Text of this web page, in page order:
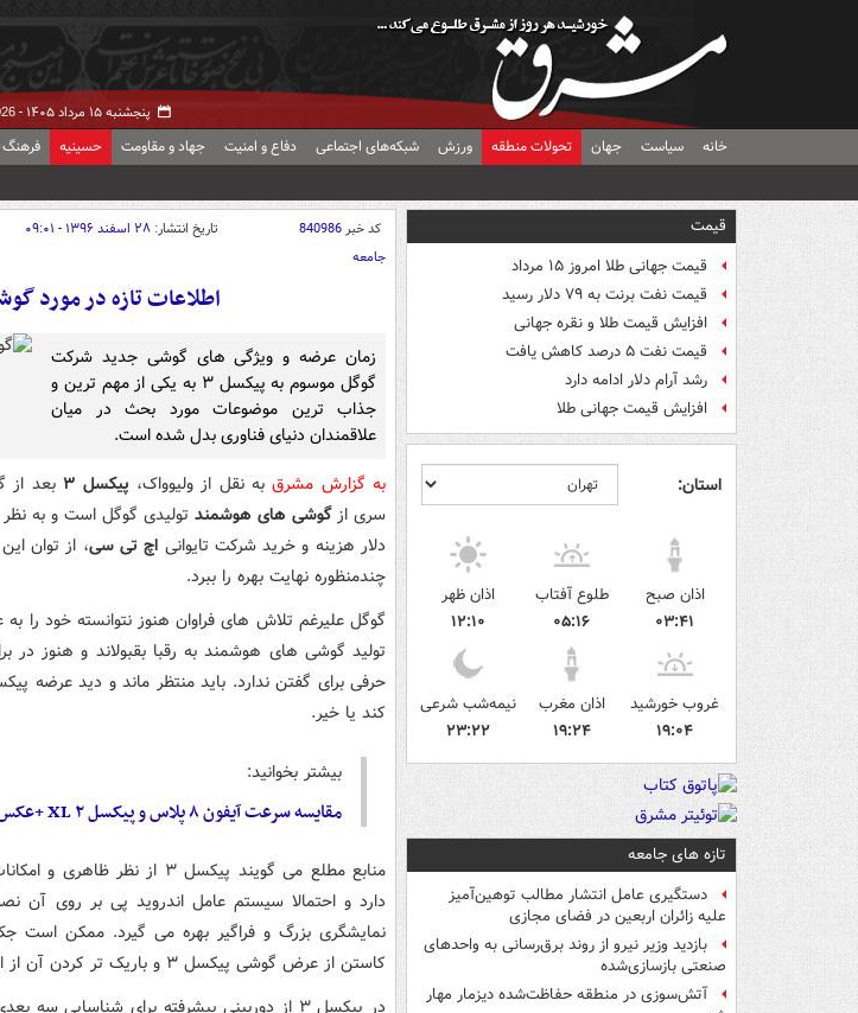
پنجشنبه ۱۵ مرداد ۱۴۰۵ -
خانه سیاست جهان تحولات منطقه ورزش شبکه‌های اجتماعی دفاع و امنیت جهاد و مقاومت حسینیه فرهنگ
قیمت
قیمت جهانی طلا امروز ۱۵ مرداد
قیمت نفت برنت به ۷۹ دلار رسید
افزایش قیمت طلا و نقره جهانی
قیمت نفت ۵ درصد کاهش یافت
رشد آرام دلار ادامه دارد
افزایش قیمت جهانی طلا
استان:
اذان صبح
۰۳:۴۱
طلوع آفتاب
۰۵:۱۶
اذان ظهر
۱۲:۱۰
غروب خورشید
۱۹:۰۴
اذان مغرب
۱۹:۲۴
نیمه‌شب شرعی
۲۳:۲۲
تازه های جامعه
دستگیری عامل انتشار مطالب توهین‌آمیز
علیه زائران اربعین در فضای مجازی
بازدید وزیر نیرو از روند برق‌رسانی به واحدهای
صنعتی بازسازی‌شده
آتش‌سوزی در منطقه حفاظت‌شده دیزمار مهار
کد خبر840986 تاریخ انتشار: ۲۸ اسفند ۱۳۹۶ - ۰۹:۰۱
جامعه
اطلاعات تازه در مورد
زمان عرضه و ویژگی های گوشی جدید شرکت
گوگل موسوم به پیکسل ۳ به یکی از مهم ترین و
جذاب ترین موضوعات مورد بحث در میان
علاقمندان دنیای فناوری بدل شده است.
به گزارش مشرقبه نقل از ولیوواک، پیکسل ۳
سری ازگوشی های هوشمند تولیدی گوگل است و به
دلار هزینه و خرید شرکت تایوانی اچ تی سی، از توان
چندمنظوره نهایت بهره را ببرد.
گوگل علیرغم تلاش های فراوان هنوز نتوانسته خود را
تولید گوشی های هوشمند به رقبا بقبولاند و هنوز در
کند یا خیر.
بیشتر بخوانید:
مقایسه سرعت آیفون ۸ پلاس و پیکسل ۲ XL +عکس
منابع مطلع می گویند پیکسل ۳
دارد و احتمالا سیستم عامل اندروید پی بر روی
کاستن از عرض گوشی پیکسل ۳ و باریک تر کردن آن از این گوشی حذف شود.
در پیکسل ۳ از دوربینی پیشرفته برای